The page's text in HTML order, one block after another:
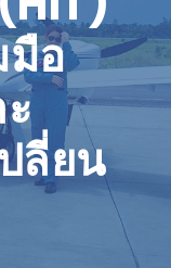
มือ
ลี่ยน